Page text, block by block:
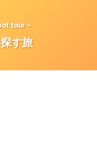
tour～
す旅